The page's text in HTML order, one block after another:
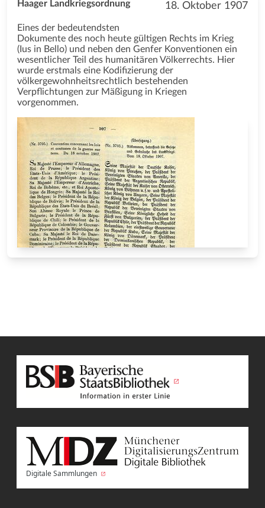
18. Oktober 1907
Haager Landkriegsordnung
Eines der bedeutendsten
Dokumente des noch heute gültigen Rechts im Krieg
(Ius in Bello) und neben den Genfer Konventionen ein
wesentlicher Teil des humanitären Völkerrechts. Hier
wurde erstmals eine Kodifizierung der
völkergewohnheitsrechtlich bestehenden
Verpflichtungen zur Mäßigung in Kriegen
vorgenommen.
Digitale Sammlungen